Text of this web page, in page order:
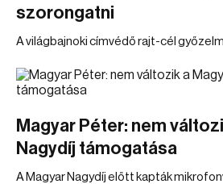
szorongatni
A világbajnoki címvédő rajt-cél
Magyar Péter: nem
Nagydíj támogatása
A Magyar Nagydíj előtt kapták